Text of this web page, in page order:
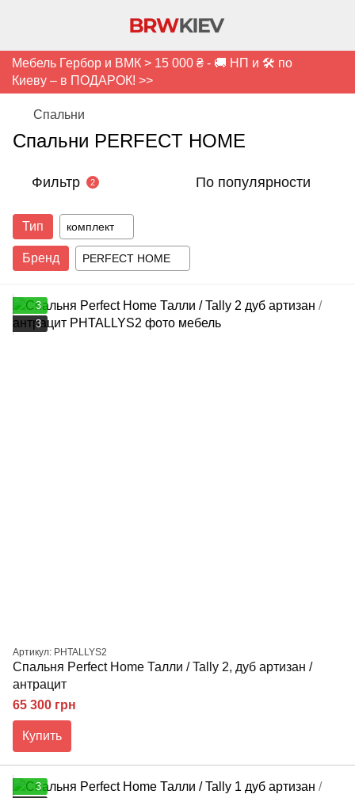
Мебель Гербор и ВМК > 15 000 ₴ - 🚚 НП и 🛠️ по
Киеву – в ПОДАРОК! >>
Спальни
Спальни PERFECT HOME
Фильтр 2 По популярности
Тип комплект
Бренд PERFECT HOME
3
3
Артикул: PHTALLYS2
Спальня Perfect Home Талли / Tally 2, дуб артизан /
антрацит
65 300 грн
Купить
3